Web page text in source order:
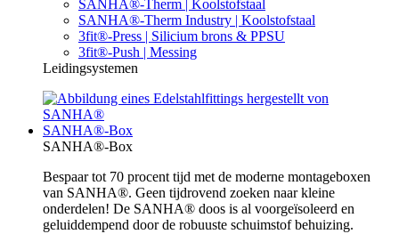
SANHA®-Therm | Koolstofstaal
SANHA®-Therm Industry | Koolstofstaal
3fit®-Press | Silicium brons & PPSU
3fit®-Push | Messing
Leidingsystemen
SANHA®-Box
SANHA®-Box
Bespaar tot 70 procent tijd met de moderne montageboxen
van SANHA®. Geen tijdrovend zoeken naar kleine
onderdelen! De SANHA® doos is al voorgeïsoleerd en
geluiddempend door de robuuste schuimstof behuizing.